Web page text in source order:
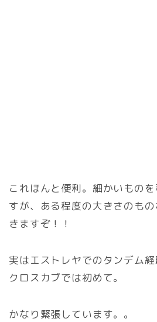
これほんと便利。細かいもの
すが、ある程度の大きさのも
きますぞ！！
実はエストレヤでのタンデム経
クロスカブでは初めて。
かなり緊張しています。。